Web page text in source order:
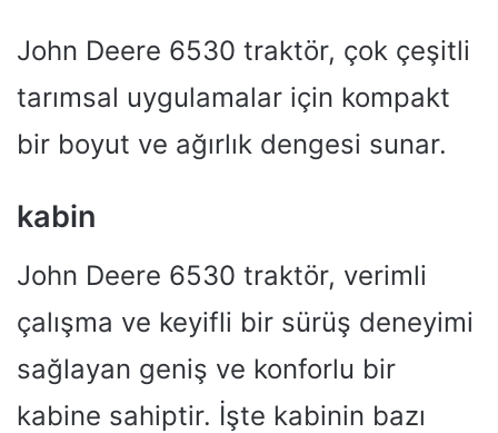
John Deere 6530 traktör, çok çeşitli
tarımsal uygulamalar için kompakt
bir boyut ve ağırlık dengesi sunar.
kabin
John Deere 6530 traktör, verimli
çalışma ve keyifli bir sürüş deneyimi
sağlayan geniş ve konforlu bir
kabine sahiptir. İşte kabinin bazı